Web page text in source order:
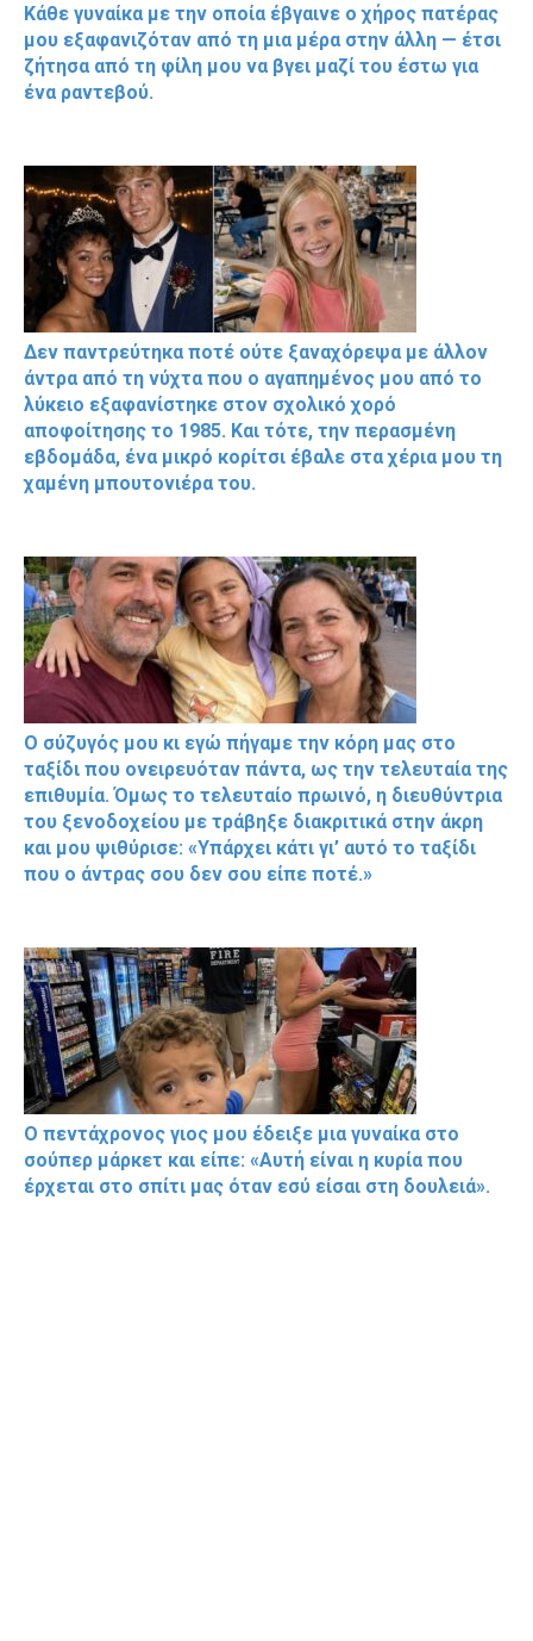
Κάθε γυναίκα με την οποία έβγαινε ο χήρος πατέρας
μου εξαφανιζόταν από τη μια μέρα στην άλλη — έτσι
ζήτησα από τη φίλη μου να βγει μαζί του έστω για
ένα ραντεβού.
Δεν παντρεύτηκα ποτέ ούτε ξαναχόρεψα με άλλον
άντρα από τη νύχτα που ο αγαπημένος μου από το
λύκειο εξαφανίστηκε στον σχολικό χορό
αποφοίτησης το 1985. Και τότε, την περασμένη
εβδομάδα, ένα μικρό κορίτσι έβαλε στα χέρια μου τη
χαμένη μπουτονιέρα του.
Ο σύζυγός μου κι εγώ πήγαμε την κόρη μας στο
ταξίδι που ονειρευόταν πάντα, ως την τελευταία της
επιθυμία. Όμως το τελευταίο πρωινό, η διευθύντρια
του ξενοδοχείου με τράβηξε διακριτικά στην άκρη
και μου ψιθύρισε: «Υπάρχει κάτι γι’ αυτό το ταξίδι
που ο άντρας σου δεν σου είπε ποτέ.»
Ο πεντάχρονος γιος μου έδειξε μια γυναίκα στο
σούπερ μάρκετ και είπε: «Αυτή είναι η κυρία που
έρχεται στο σπίτι μας όταν εσύ είσαι στη δουλειά».